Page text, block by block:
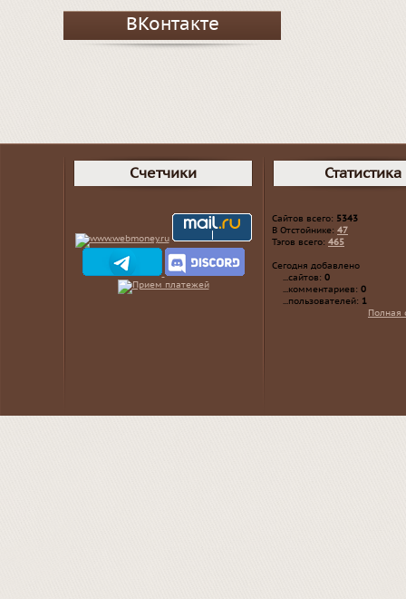
ВКонтакте
Счетчики Статистика
Сайтов всего: 5343
В Отстойнике: 47
Тэгов всего: 465
Сегодня добавлено
...сайтов: 0
...комментариев: 0
...пользователей: 1
Полная